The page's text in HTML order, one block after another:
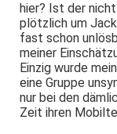
hier? Ist der
plötzlich um
fast schon
meiner
Einzig wurde
eine Gruppe
nur bei den
Zeit ihren